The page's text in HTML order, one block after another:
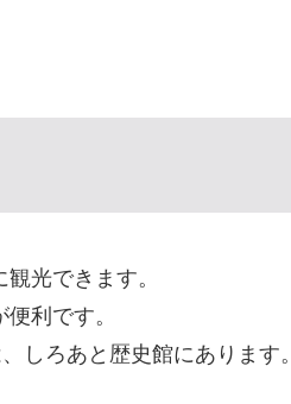
光できます。
利です。
しろあと歴史館にあります。